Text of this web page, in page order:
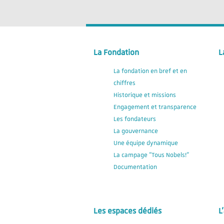
La Fondation
La fondation en bref et en
chiffres
Historique et missions
Engagement et transparence
Les fondateurs
La gouvernance
Une équipe dynamique
La campage "Tous Nobels!"
Documentation
Les espaces dédiés